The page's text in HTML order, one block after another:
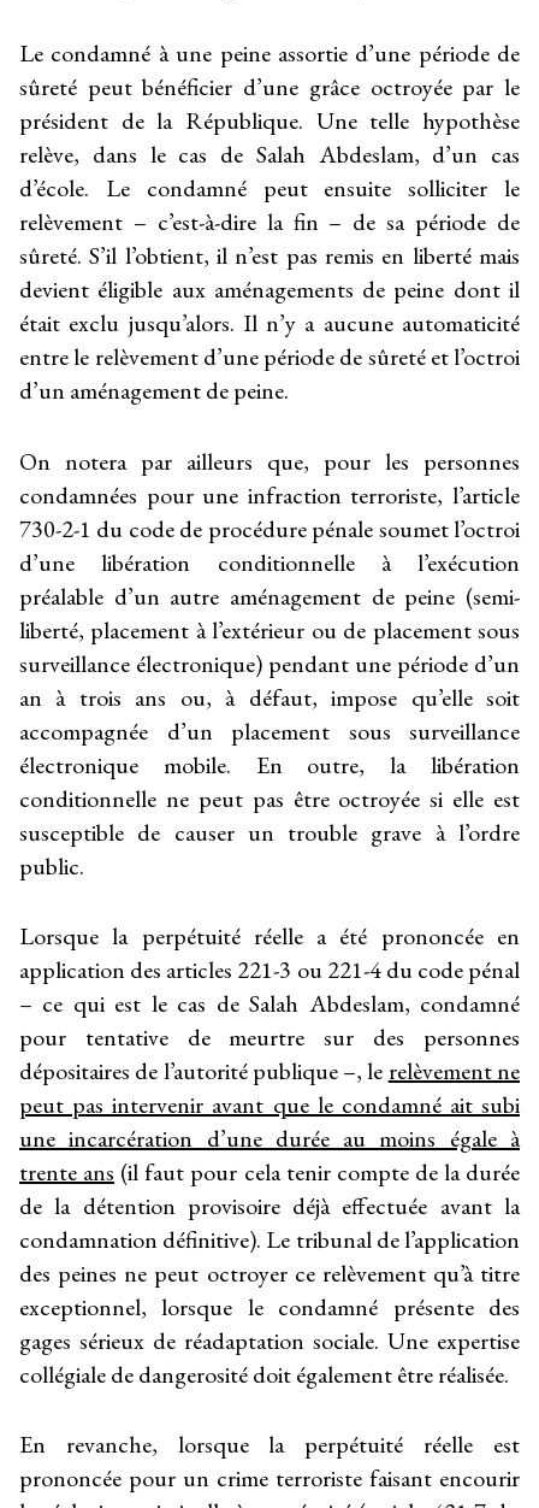
Le condamné à une peine assortie d’une période de
sûreté peut bénéficier d’une grâce octroyée par le
président de la République. Une telle hypothèse
relève, dans le cas de Salah Abdeslam, d’un cas
d’école. Le condamné peut ensuite solliciter le
relèvement – c’est-à-dire la fin – de sa période de
sûreté. S’il l’obtient, il n’est pas remis en liberté mais
devient éligible aux aménagements de peine dont il
était exclu jusqu’alors. Il n’y a aucune automaticité
entre le relèvement d’une période de sûreté et l’octroi
d’un aménagement de peine.
On notera par ailleurs que, pour les personnes
condamnées pour une infraction terroriste, l’article
730-2-1 du code de procédure pénale soumet l’octroi
d’une libération conditionnelle à l’exécution
préalable d’un autre aménagement de peine (semi-
liberté, placement à l’extérieur ou de placement sous
surveillance électronique) pendant une période d’un
an à trois ans ou, à défaut, impose qu’elle soit
accompagnée d’un placement sous surveillance
électronique mobile. En outre, la libération
conditionnelle ne peut pas être octroyée si elle est
susceptible de causer un trouble grave à l’ordre
public.
Lorsque la perpétuité réelle a été prononcée en
application des articles 221-3 ou 221-4 du code pénal
– ce qui est le cas de Salah Abdeslam, condamné
pour tentative de meurtre sur des personnes
dépositaires de l’autorité publique –, le relèvement ne
peut pas intervenir avant que le condamné ait subi
une incarcération d’une durée au moins égale à
trente ans (il faut pour cela tenir compte de la durée
de la détention provisoire déjà effectuée avant la
condamnation définitive). Le tribunal de l’application
des peines ne peut octroyer ce relèvement qu’à titre
exceptionnel, lorsque le condamné présente des
gages sérieux de réadaptation sociale. Une expertise
collégiale de dangerosité doit également être réalisée.
En revanche, lorsque la perpétuité réelle est
prononcée pour un crime terroriste faisant encourir